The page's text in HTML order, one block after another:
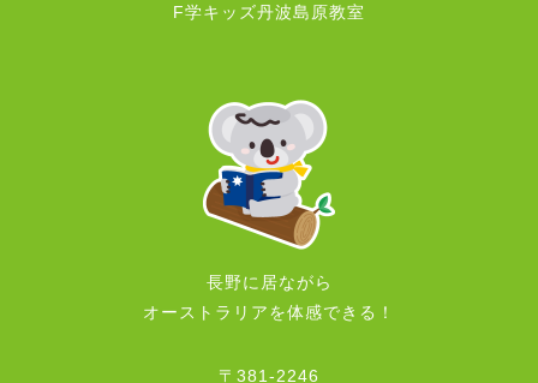
F学キッズ丹波島原教室
長野に居ながら
オーストラリアを体感できる！
〒381-2246